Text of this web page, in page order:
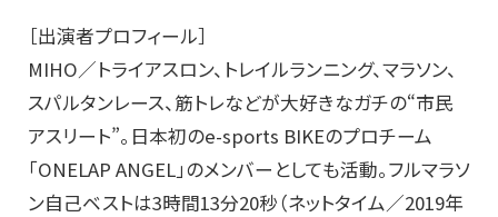
［出演者プロフィール］
MIHO／トライアスロン、トレイルランニング、マラソン、
スパルタンレース、筋トレなどが大好きなガチの“市民
アスリート”。日本初のe-sports BIKEのプロチーム
「ONELAP ANGEL」のメンバーとしても活動。フルマラソ
ン自己ベストは3時間13分20秒（ネットタイム／2019年